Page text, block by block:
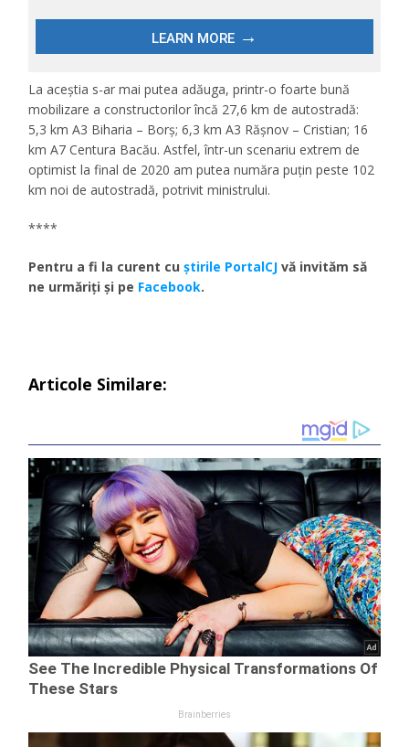
La aceștia s-ar mai putea adăuga, printr-o foarte bună
mobilizare a constructorilor încă 27,6 km de autostradă:
5,3 km A3 Biharia – Borș; 6,3 km A3 Rășnov – Cristian; 16
km A7 Centura Bacău. Astfel, într-un scenariu extrem de
optimist la final de 2020 am putea număra puțin peste 102
km noi de autostradă, potrivit ministrului.
****
Pentru a fi la curent cuştirile PortalCJ vă invităm să
ne urmăriţi şi pe Facebook.
Articole Similare: